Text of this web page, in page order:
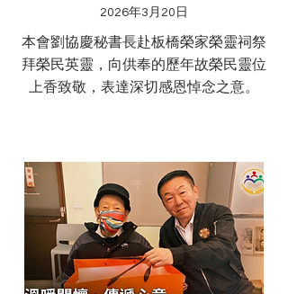
2026年3月20日
本會劉協慶秘書長赴板橋榮家榮靈祠祭
拜榮民英靈，向供奉的歷年故榮民靈位
上香致敬，表達深切感恩悼念之意。